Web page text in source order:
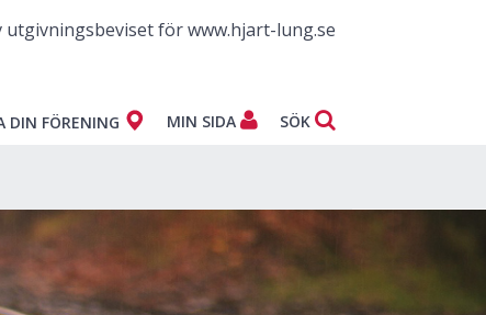
utgivningsbeviset för www.hjart-lung.se
DIN FÖRENING MIN SIDA SÖK